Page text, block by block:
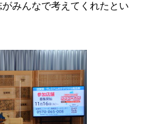
みんなで考えてくれたとい